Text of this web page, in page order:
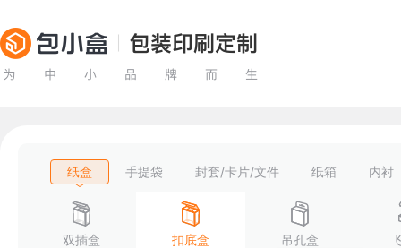
纸盒 手提袋 封套/卡片/文件 纸箱 内衬
双插盒 扣底盒 吊孔盒